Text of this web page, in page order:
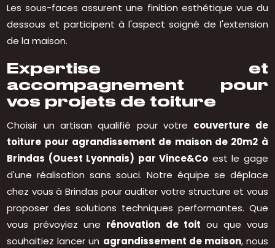
Les sous-faces assurent une finition esthétique vue du
dessous et participent à l'aspect soigné de l'extension
de la maison.
Expertise et
accompagnement pour
vos projets de toiture
Choisir un artisan qualifié pour votre couverture de
toiture pour agrandissement de maison de 20m2 à
Brindas (Ouest Lyonnais) par Vince&Co est le gage
d'une réalisation sans souci. Notre équipe se déplace
chez vous à Brindas pour auditer votre structure et vous
proposer des solutions techniques performantes. Que
vous prévoyiez une rénovation de toit ou que vous
souhaitiez lancer un agrandissement de maison, nous